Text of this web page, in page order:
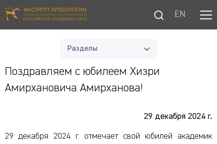
EN
Разделы
Поздравляем с юбилеем Хизри
Амирхановича Амирханова!
29 декабря 2024 г.
29 декабря 2024 г. отмечает свой юбилей академик